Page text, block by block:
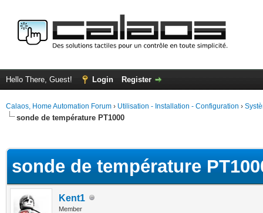
Hello There, Guest! Login Register
Calaos, Home Automation Forum › Utilisation - Installation - Configuration ›
sonde de température PT1000
sonde de température
Kent1
Member